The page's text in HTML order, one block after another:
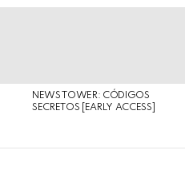
NEWS TOWER: CÓDIGOS
SECRETOS [EARLY ACCESS]